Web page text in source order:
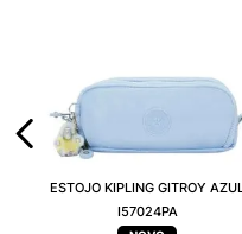
ESTOJO KIPLING GITROY AZUL
I57024PA